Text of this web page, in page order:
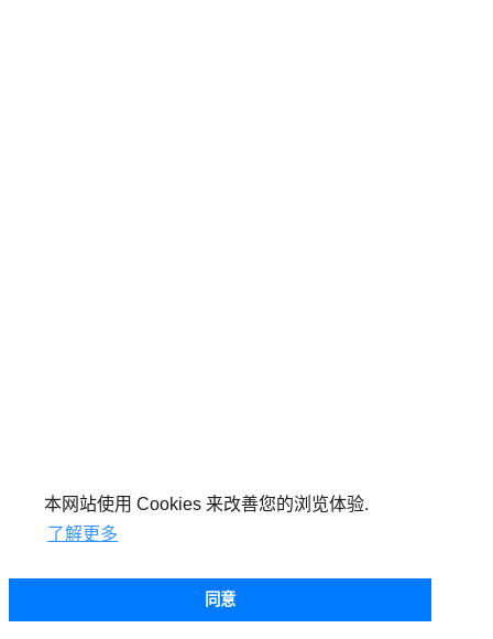
本网站使用 Cookies 来改善您的浏览体验.
了解更多
同意